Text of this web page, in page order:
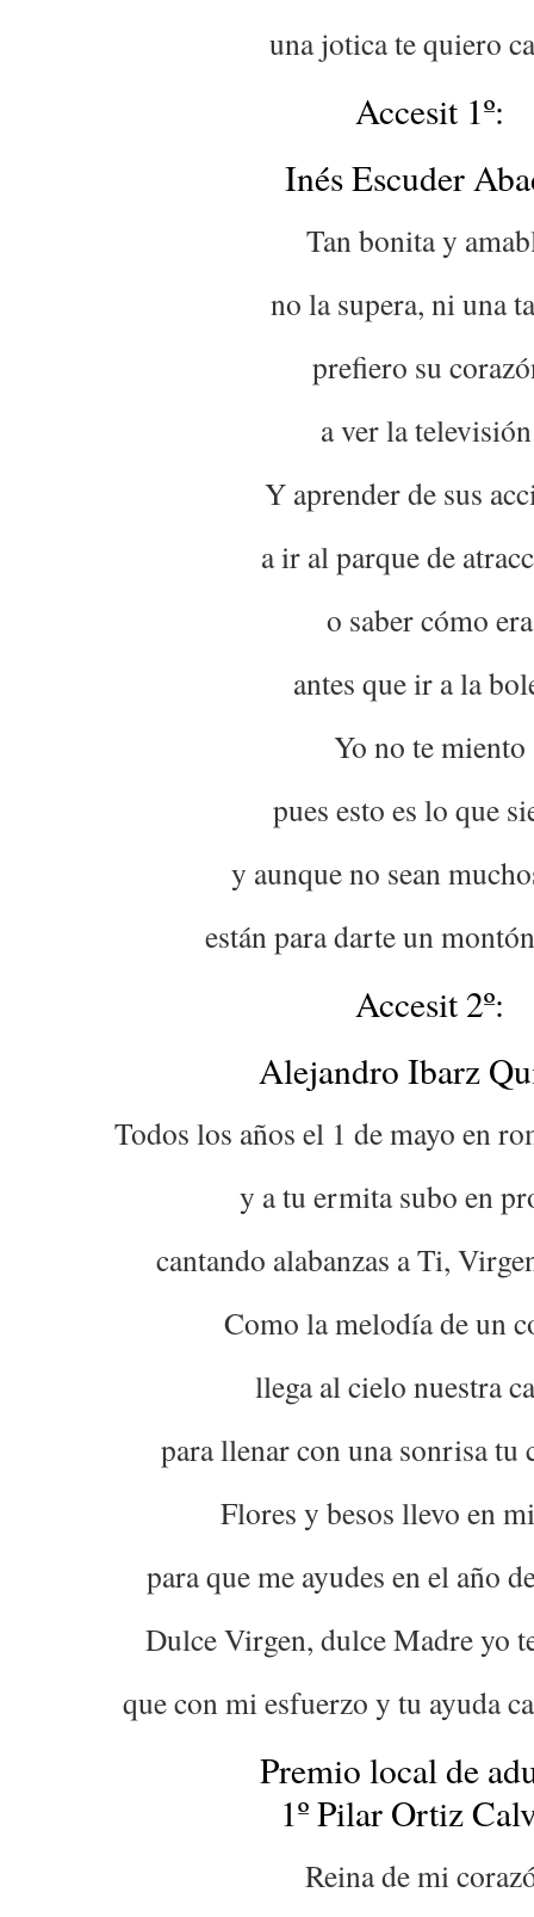
una jotica te quiero
Accesit 1º:
Inés Escuder
Tan bonita y
no la supera, ni una
prefiero su
a ver la
Y aprender de sus
a ir al parque de
o saber cómo era
antes que ir a la
Yo no te miento
pues esto es lo que
y aunque no sean
están para darte un
Accesit 2º:
Alejandro Ibarz
Todos los años el 1 de mayo en
y a tu ermita subo en
cantando alabanzas a Ti,
Como la melodía de un
llega al cielo nuestra
para llenar con una sonrisa tu
Flores y besos llevo en
para que me ayudes en el año
Dulce Virgen, dulce Madre yo
que con mi esfuerzo y tu ayuda
Premio local de
1º Pilar Ortiz
Reina de mi